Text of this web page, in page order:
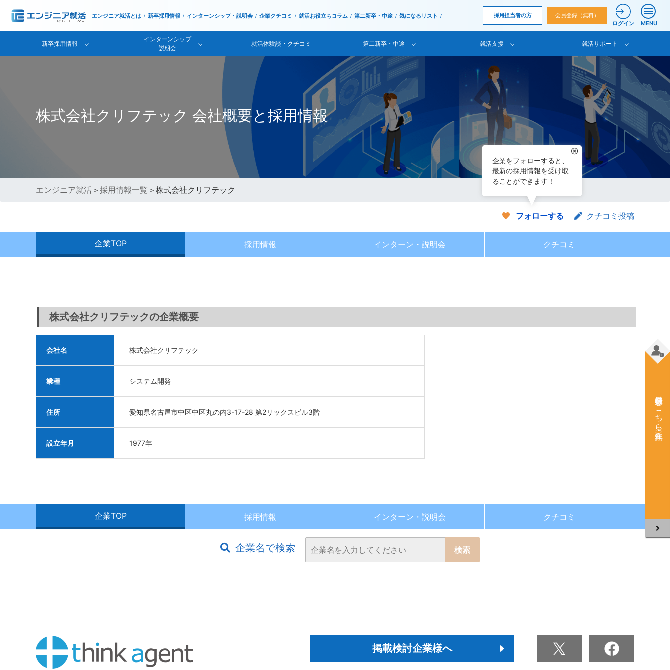
エンジニア就活とは 新卒採用情報 インターンシップ・説明会 企業クチコミ 就活お役立ちコラム 第二新卒・中途 気になるリスト 採用担当者の方
会員登録（無料）
ログイン
MENU
新卒採用情報
インターンシップ
説明会
就活体験談・クチコミ 第二新卒・中途 就活支援 就活サポート
株式会社クリフテック 会社概要と採用情報
エンジニア就活 ＞ 採用情報一覧 ＞株式会社クリフテック
フォローする
企業をフォローすると、
最新の採用情報を受け取
ることができます！
クチコミ投稿
企業TOP 採用情報 インターン・ 説明会 クチコミ
株式会社クリフテックの企業概要
会社名 株式会社クリフテック
業種 システム開発
住所 愛知県名古屋市中区中区丸の内3-17-28 第2リックスビル3階
設立年月 1977年
企業TOP 採用情報 インターン・ 説明会 クチコミ
企業名で検索
掲載検討企業様へ
会員登録はこちら（無料）